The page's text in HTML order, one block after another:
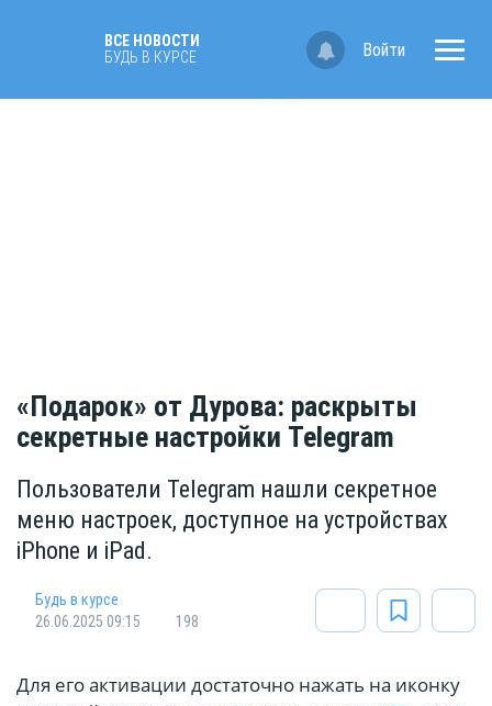
ВСЕ НОВОСТИ
БУДЬ В КУРСЕ
Войти
«Подарок» от Дурова: раскрыты
секретные настройки Telegram
Пользователи Telegram нашли секретное
меню настроек, доступное на устройствах
iPhone и iPad.
Будь в курсе
26.06.2025 09:15
198
Для его активации достаточно нажать на иконку